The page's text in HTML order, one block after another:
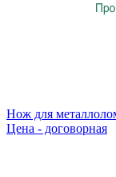
Нож для
Цена - договорная